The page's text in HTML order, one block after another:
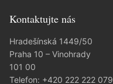
Kontaktujte nás
Hradešínská 1449/50
Praha 10 – Vinohrady
101 00
Telefon: +420 222 222 079